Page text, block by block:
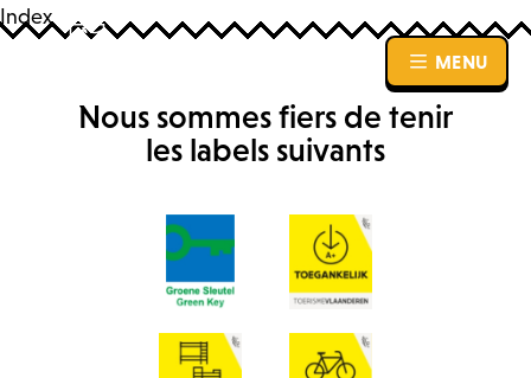
MENU
MENU
Index
Nous sommes fiers de tenir
les labels suivants